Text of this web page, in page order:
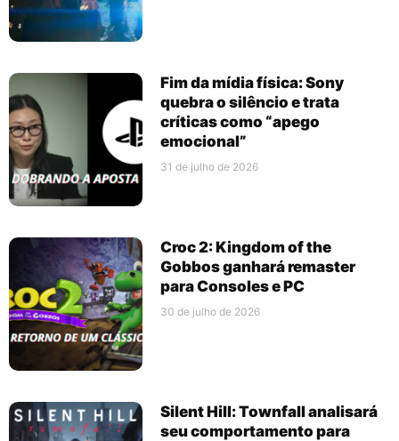
Fim da mídia física: Sony
quebra o silêncio e trata
críticas como “apego
emocional”
31 de julho de 2026
Croc 2: Kingdom of the
Gobbos ganhará remaster
para Consoles e PC
30 de julho de 2026
Silent Hill: Townfall analisará
seu comportamento para